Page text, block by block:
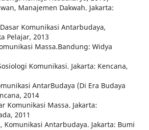
Manajemen Dakwah. Jakarta:
Komunikasi Antarbudaya,
Pelajar, 2013
Massa.Bandung: Widya
Komunikasi. Jakarta: Kencana,
AntarBudaya (Di Era Budaya
2014
Komunikasi Massa. Jakarta:
2011
Komunikasi Antarbudaya. Jakarta: Bumi